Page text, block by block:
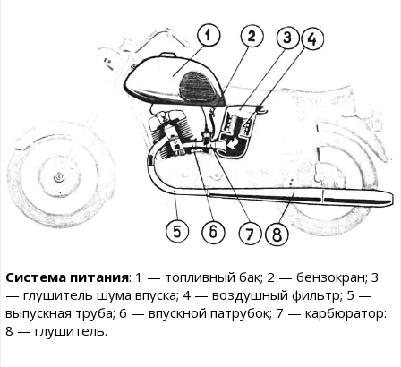
Система питания: 1 — топливный бак; 2 — бензокран; 3
— глушитель шума впуска; 4 — воздушный фильтр; 5 —
выпускная труба; 6 — впускной патрубок; 7 — карбюратор:
8 — глушитель.